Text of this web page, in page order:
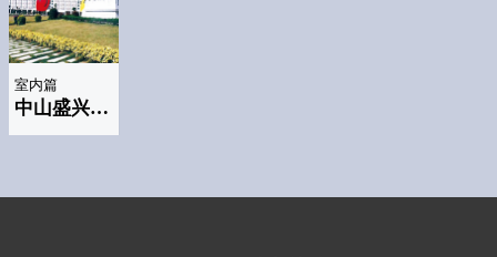
室内篇
中山盛兴幕墙装饰工程公司